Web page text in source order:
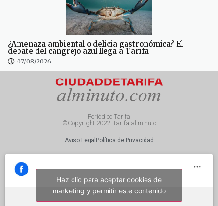
¿Amenaza ambiental o delicia gastronómica? El
debate del cangrejo azul llega a Tarifa
07/08/2026
Periódico Tarifa
©Copyright 2022. Tarifa al minuto
Aviso Legal Política de Privacidad
Haz clic para aceptar cookies de
marketing y permitir este contenido